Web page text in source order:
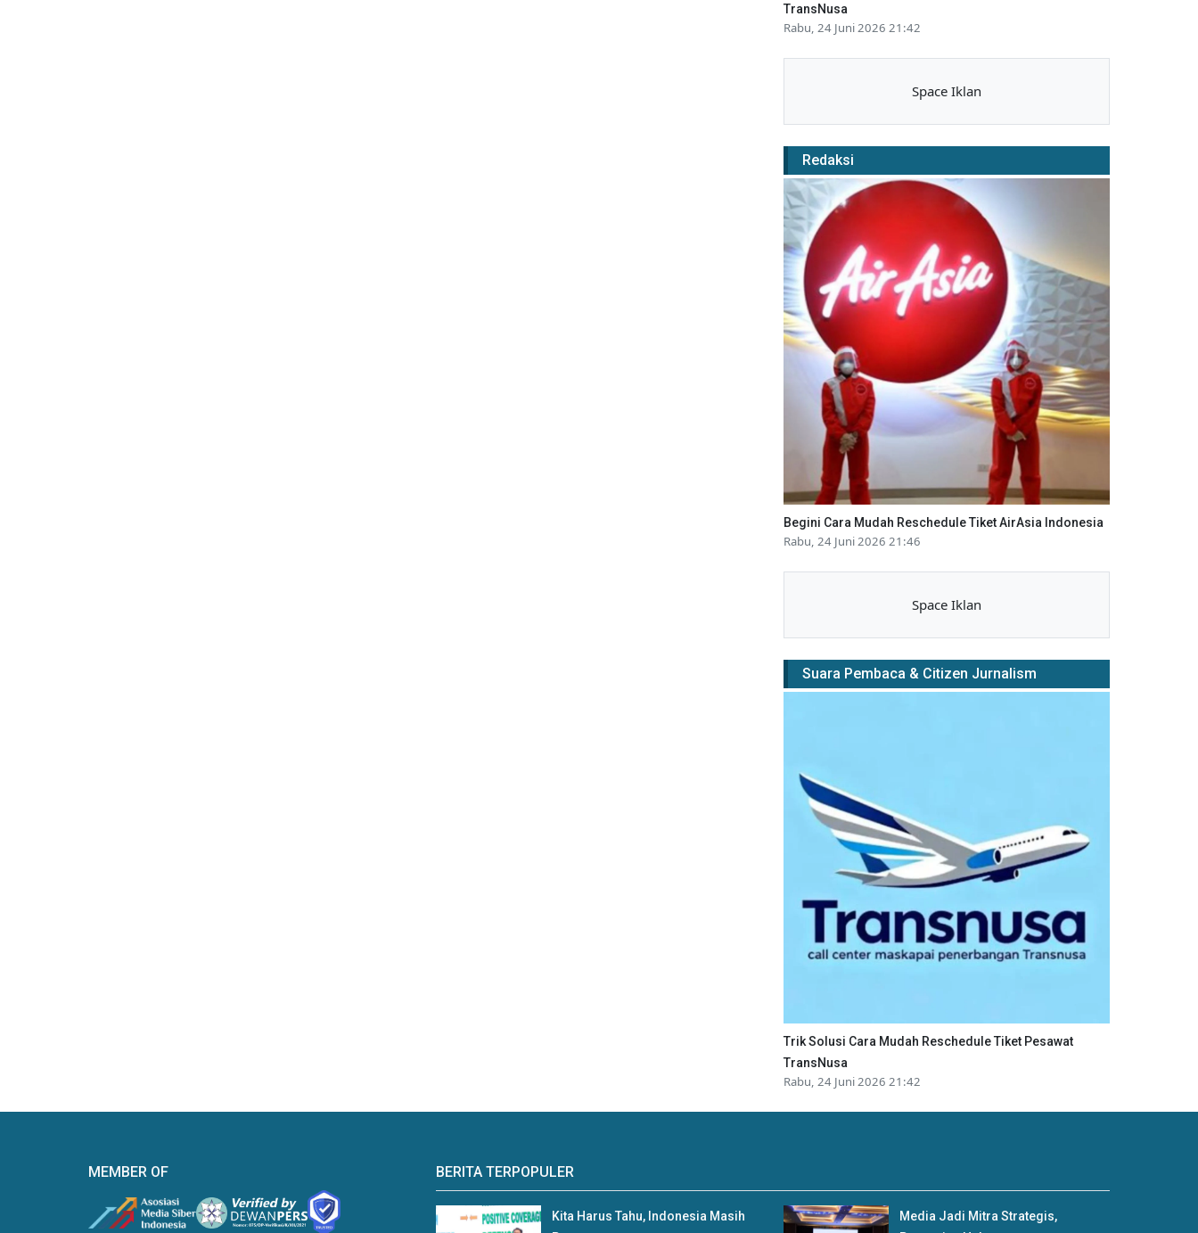
TransNusa
Rabu, 24 Juni 2026 21:42
Space Iklan
Redaksi
Begini Cara Mudah Reschedule Tiket AirAsia Indonesia
Rabu, 24 Juni 2026 21:46
Space Iklan
Suara Pembaca & Citizen Jurnalism
Trik Solusi Cara Mudah Reschedule Tiket Pesawat
TransNusa
Rabu, 24 Juni 2026 21:42
MEMBER OF BERITA TERPOPULER
Kita Harus Tahu, Indonesia Masih
Media Jadi Mitra Strategis,